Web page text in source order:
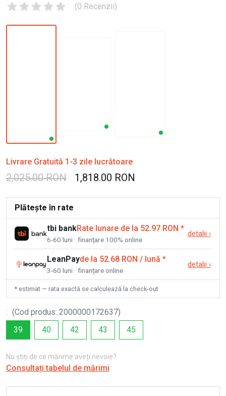
(0 Recenzii)
Livrare Gratuită 1-3 zile lucrătoare
2,025.00 RON 1,818.00 RON
Plătește în rate
tbi bankRate lunare de la 52.97 RON *
6-60 luni · finanțare 100% online
detalii ›
LeanPayde la 52.68 RON / lună *
3-60 luni · finanțare online
detalii ›
* estimat — rata exactă se calculează la check-out
: (Cod produs: 2000000172637)
39
40 42 43 45
Nu știți de ce mărime aveți nevoie?
Consultați tabelul de mărimi